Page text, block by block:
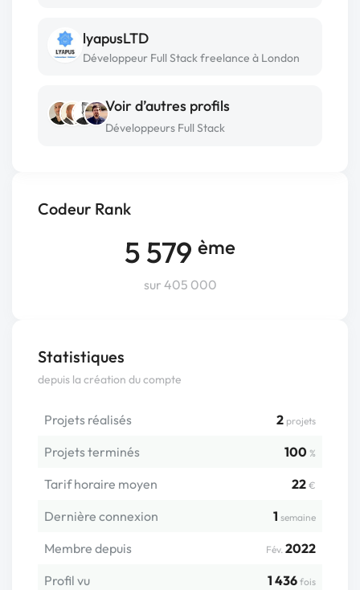
Codeur Rank
5 579 ème
sur 405 000
Statistiques
depuis la création du compte
Projets réalisés 2 projets
Projets terminés 100 %
Tarif horaire moyen 22 €
Dernière connexion 1 semaine
Membre depuis Fév. 2022
Profil vu
1 436 fois
lyapusLTD
Développeur Full Stack freelance à London
Voir d’autres profils
Développeurs Full Stack